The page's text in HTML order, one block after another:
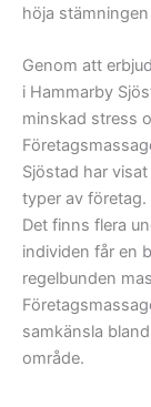
höja
Genom att
i Hammarby
minskad stress
Sjöstad har
typer av företag.
Det finns flera
individen får en
regelbunden
samkänsla
område.